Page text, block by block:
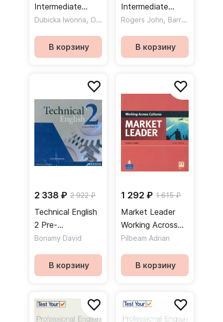
Intermediate
Class CDs /
Dubicka Iwonna, O`Keeffe Margaret
В корзину
Intermediate
Class CDs /
Rogers John, Barrall Irene
В корзину
2 338 ₽ 2 922 ₽
Technical English
2 Pre-
Intermediate
Аудиодиск к
учебнику
Bonamy David
В корзину
1 292 ₽ 1 615 ₽
Market Leader
Working Across
Cultures /
коммуникации
Pilbeam Adrian
В корзину